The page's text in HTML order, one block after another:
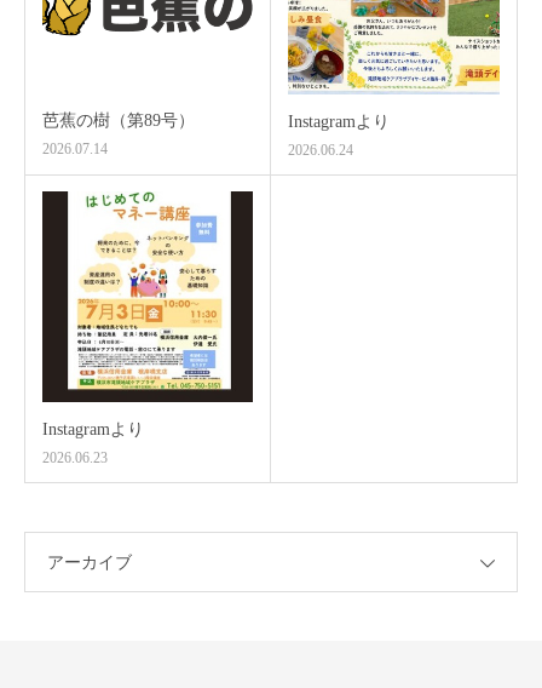
芭蕉の樹（第89号）
2026.07.14
Instagramより
2026.06.24
Instagramより
2026.06.23
アーカイブ